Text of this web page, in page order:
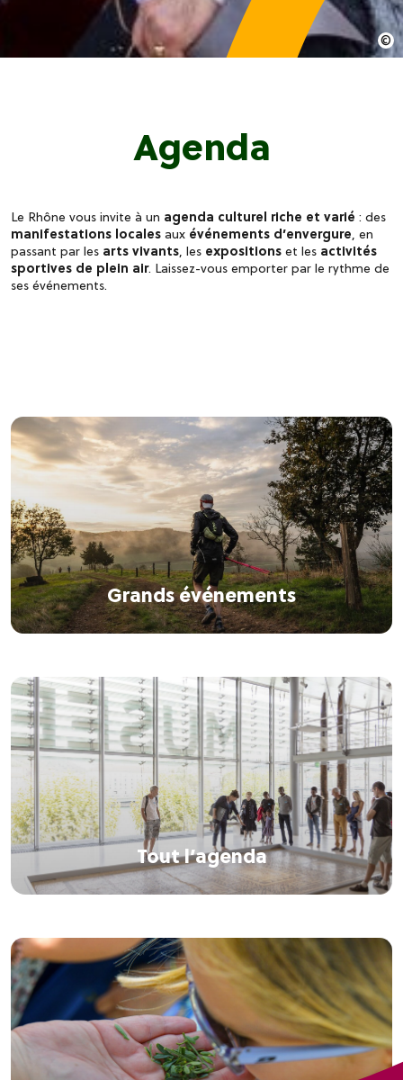
Agenda
Le Rhône vous invite à un agenda culturel riche et varié : des
manifestations locales aux événements d’envergure, en
passant par les arts vivants, les expositions et les activités
sportives de plein air. Laissez-vous emporter par le rythme de
ses événements.
Grands événements
Tout l’agenda